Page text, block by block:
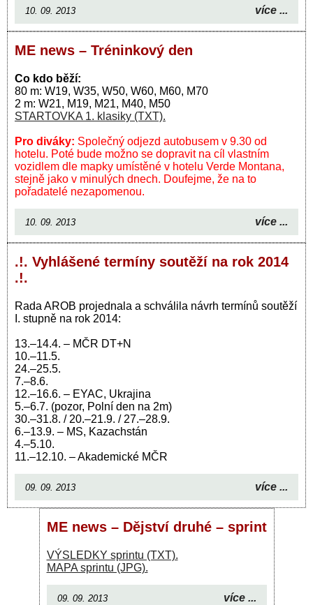
10. 09. 2013 více ...
ME news – Tréninkový den
Co kdo běží:
80 m: W19, W35, W50, W60, M60, M70
2 m: W21, M19, M21, M40, M50
STARTOVKA 1. klasiky (TXT).
Pro diváky: Společný odjezd autobusem v 9.30 od
hotelu. Poté bude možno se dopravit na cíl vlastním
vozidlem dle mapky umístěné v hotelu Verde Montana,
stejně jako v minulých dnech. Doufejme, že na to
pořadatelé nezapomenou.
10. 09. 2013 více ...
.!. Vyhlášené termíny soutěží na rok 2014
.!.
Rada AROB projednala a schválila návrh termínů soutěží
I. stupně na rok 2014:
13.–14.4. – MČR DT+N
10.–11.5.
24.–25.5.
7.–8.6.
12.–16.6. – EYAC, Ukrajina
5.–6.7. (pozor, Polní den na 2m)
30.–31.8. / 20.–21.9. / 27.–28.9.
6.–13.9. – MS, Kazachstán
4.–5.10.
11.–12.10. – Akademické MČR
09. 09. 2013 více ...
ME news – Dějství druhé – sprint
VÝSLEDKY sprintu (TXT).
MAPA sprintu (JPG).
09. 09. 2013 více ...